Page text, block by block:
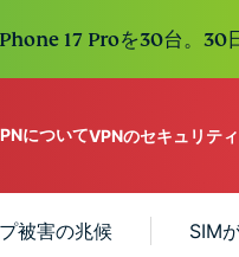
17 Proを30台。30
についてVPNのセキュリテ
growing teams. Easy
被害の兆候 SIM